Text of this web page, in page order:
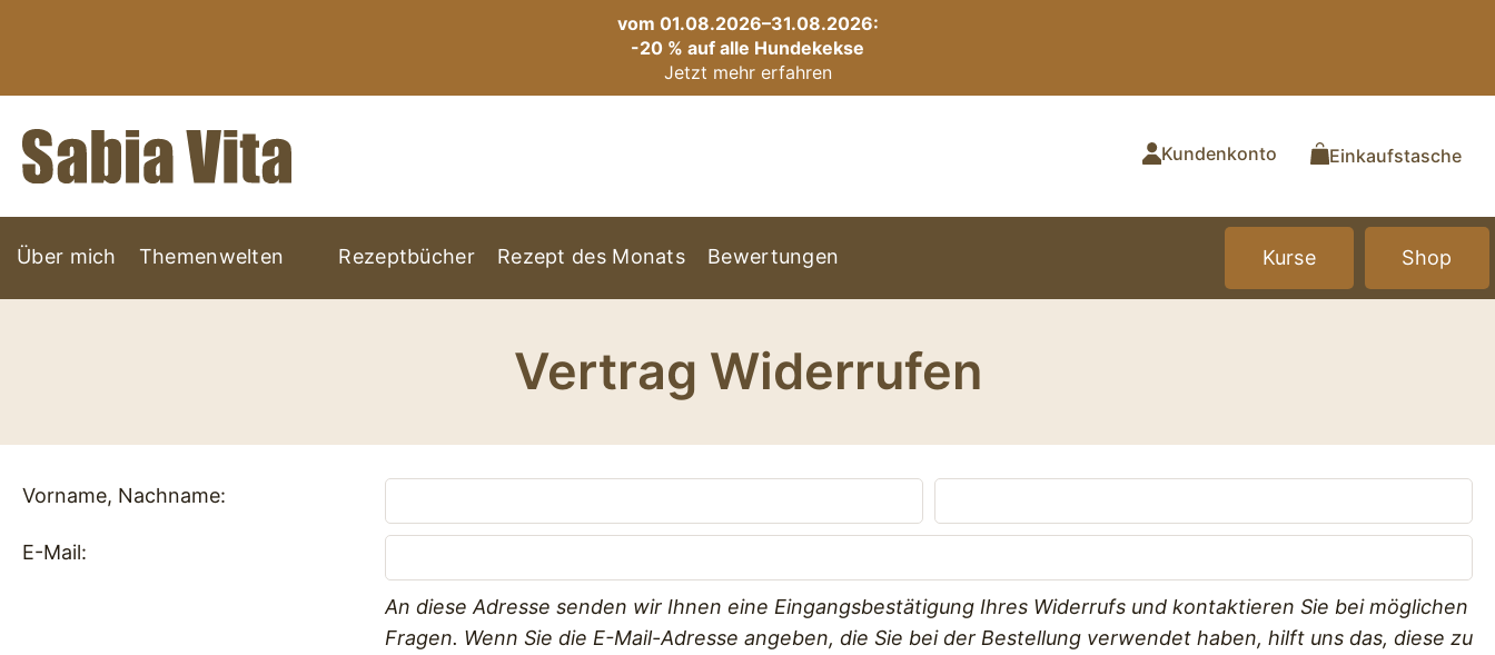
vom 01.08.2026–31.08.2026:
-20 % auf alle Hundekekse
Jetzt mehr erfahren
Kundenkonto Einkaufstasche
Über mich Themenwelten Rezeptbücher Rezept des Monats Bewertungen Shop
Kurse
Vertrag Widerrufen
Vorname, Nachname:
E-Mail:
An diese Adresse senden wir Ihnen eine Eingangsbestätigung Ihres Widerrufs und kontaktieren Sie bei möglichen
Fragen. Wenn Sie die E-Mail-Adresse angeben, die Sie bei der Bestellung verwendet haben, hilft uns das, diese zu